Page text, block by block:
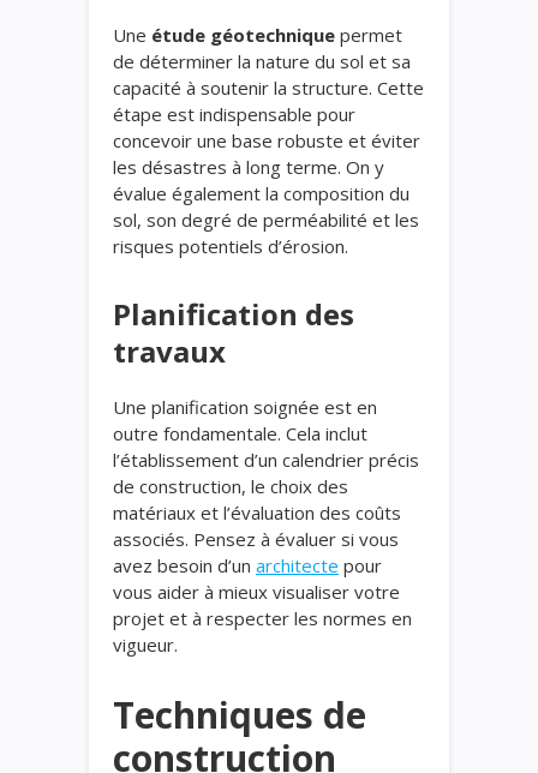
Une étude géotechnique permet
de déterminer la nature du sol et sa
capacité à soutenir la structure. Cette
étape est indispensable pour
concevoir une base robuste et éviter
les désastres à long terme. On y
évalue également la composition du
sol, son degré de perméabilité et les
risques potentiels d’érosion.
Planification des
travaux
Une planification soignée est en
outre fondamentale. Cela inclut
l’établissement d’un calendrier précis
de construction, le choix des
matériaux et l’évaluation des coûts
associés. Pensez à évaluer si vous
avez besoin d’un architecte pour
vous aider à mieux visualiser votre
projet et à respecter les normes en
vigueur.
Techniques de
construction